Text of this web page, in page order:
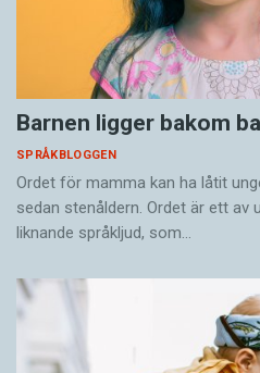
Barnen ligger bakom
SPRÅKBLOGGEN
Ordet för mamma kan ha låtit
sedan stenåldern. Ordet är ett av
liknande språkljud, som…